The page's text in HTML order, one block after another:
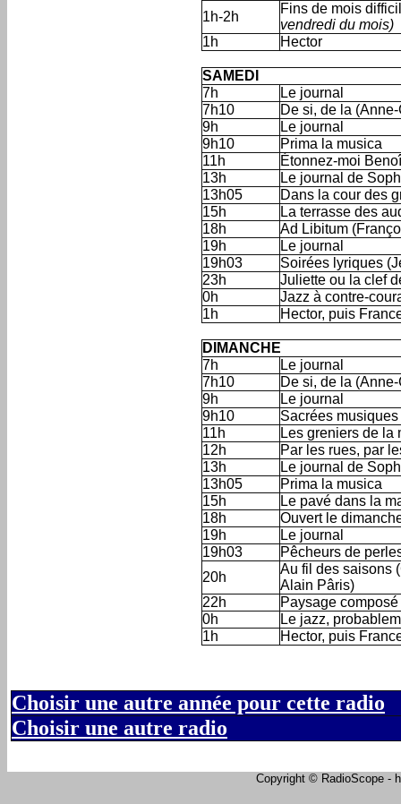
1h-2h
Fins de mois
vendredi du mois)
1h
Hector
SAMEDI
7h
Le journal
7h10
De si, de la
9h
Le journal
9h10
Prima la musica
11h
Étonnez-moi
13h
Le journal de
13h05
Dans la cour des
15h
La terrasse des
18h
Ad Libitum
19h
Le journal
19h03
Soirées lyriques
23h
Juliette ou la clef
0h
Jazz à contre-
1h
Hector, puis
DIMANCHE
7h
Le journal
7h10
De si, de la
9h
Le journal
9h10
Sacrées
11h
Les greniers de la
12h
Par les rues, par
13h
Le journal de
13h05
Prima la musica
15h
Le pavé dans la
18h
Ouvert le
19h
Le journal
19h03
Pêcheurs de
20h
Au fil des saisons
Alain Pâris)
22h
Paysage
0h
Le jazz,
1h
Hector, puis
Choisir une autre année pour cette radio
Choisir une autre radio
Copyright © RadioScope -